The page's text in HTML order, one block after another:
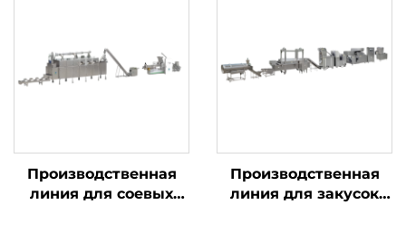
Производственная
линия для соевых
Производственная
линия для закусок